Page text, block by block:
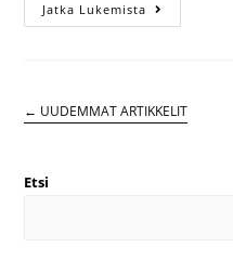
Jatka Lukemista
← UUDEMMAT ARTIKKELIT
Etsi